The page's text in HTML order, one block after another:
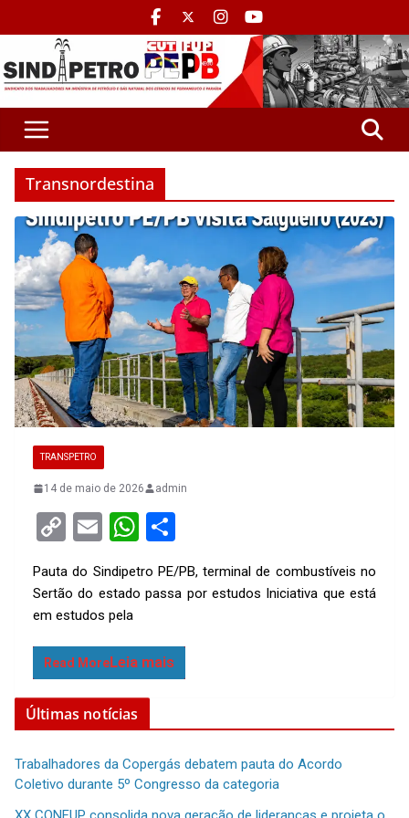
Transnordestina
TRANSPETRO
14 de maio de 2026 admin
C
py
Li
n
k
E
ail
W
at
A
p
p
ar
Pauta do Sindipetro PE/PB, terminal de combustíveis no
Sertão do estado passa por estudos Iniciativa que está
em estudos pela
Read More
Últimas notícias
Trabalhadores da Copergás debatem pauta do Acordo
Coletivo durante 5º Congresso da categoria